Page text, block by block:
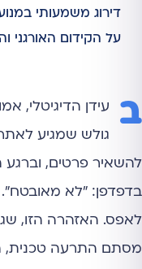
דירוג משמעותי
על הקידום האורגני
ב עידן הדיגיטלי,
גולש שמגיע
להשאיר פרטים,
בדפדפן: "לא מאובטח".
לאפס. האזהרה הזו,
מסתם התרעה טכנית,